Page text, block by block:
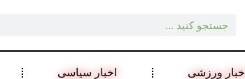
اخبار ورزشی اخبار سیاسی